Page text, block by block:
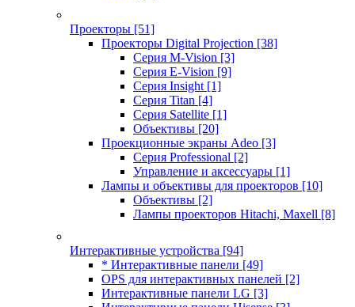
Проекторы [51]
Проекторы Digital Projection [38]
Серия M-Vision [3]
Серия E-Vision [9]
Серия Insight [1]
Серия Titan [4]
Серия Satellite [1]
Объективы [20]
Проекционные экраны Adeo [3]
Серия Professional [2]
Управление и аксессуары [1]
Лампы и объективы для проекторов [10]
Объективы [2]
Лампы проекторов Hitachi, Maxell [8]
Интерактивные устройства [94]
* Интерактивные панели [49]
OPS для интерактивных панелей [2]
Интерактивные панели LG [3]